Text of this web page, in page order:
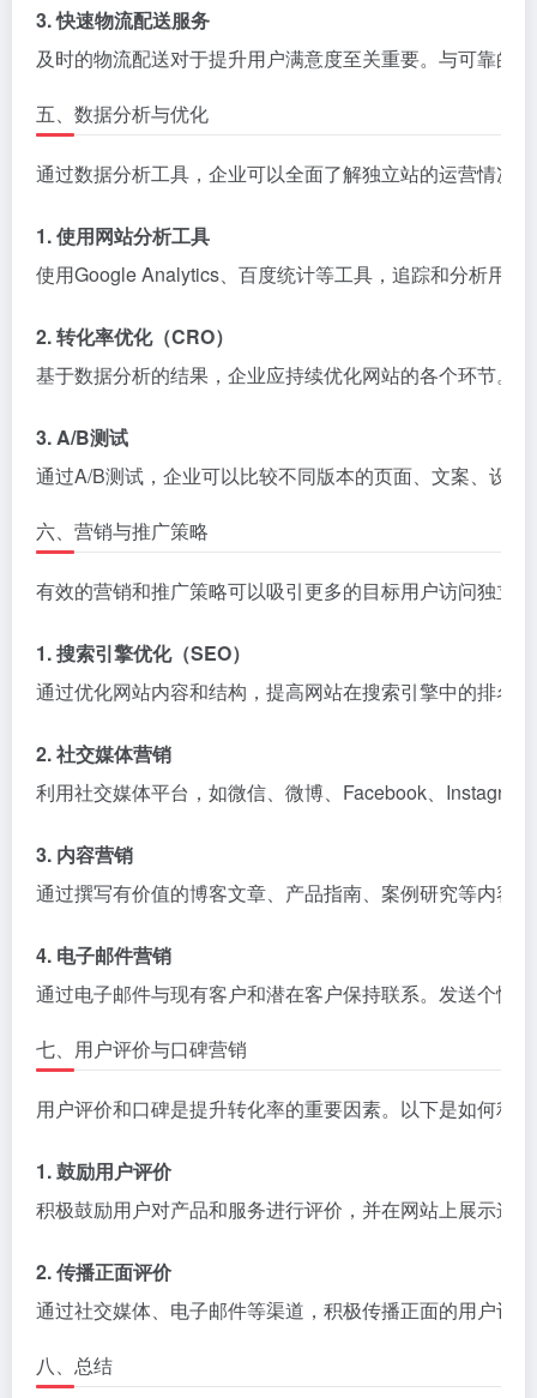
3. 快速物流配送服务
及时的物流配送对于提升用户满意度至关重要。与可靠的
五、数据分析与优化
通过数据分析工具，企业可以全面了解独立站的运营情况
1. 使用网站分析工具
使用Google Analytics、百度统计等工具，追踪和分析用
2. 转化率优化（CRO）
基于数据分析的结果，企业应持续优化网站的各个环节。
3. A/B测试
通过A/B测试，企业可以比较不同版本的页面、文案、设
六、营销与推广策略
有效的营销和推广策略可以吸引更多的目标用户访问独立
1. 搜索引擎优化（SEO）
通过优化网站内容和结构，提高网站在搜索引擎中的排名
2. 社交媒体营销
利用社交媒体平台，如微信、微博、Facebook、
3. 内容营销
通过撰写有价值的博客文章、产品指南、案例研究等内容
4. 电子邮件营销
通过电子邮件与现有客户和潜在客户保持联系。发送个性
七、用户评价与口碑营销
用户评价和口碑是提升转化率的重要因素。以下是如何利
1. 鼓励用户评价
积极鼓励用户对产品和服务进行评价，并在网站上展示这
2. 传播正面评价
通过社交媒体、电子邮件等渠道，积极传播正面的用户评
八、总结